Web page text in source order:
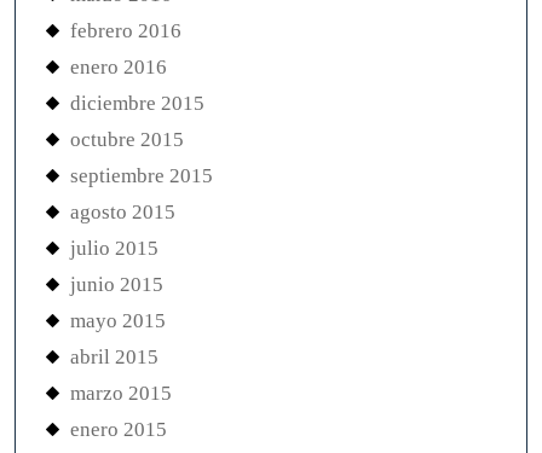
febrero 2016
enero 2016
diciembre 2015
octubre 2015
septiembre 2015
agosto 2015
julio 2015
junio 2015
mayo 2015
abril 2015
marzo 2015
enero 2015